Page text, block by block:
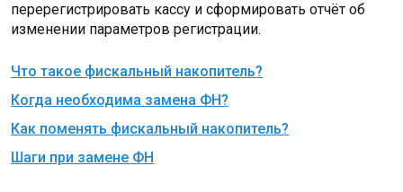
перерегистрировать кассу и сформировать отчёт об
изменении параметров регистрации.
Что такое фискальный накопитель?
Когда необходима замена ФН?
Как поменять фискальный накопитель?
Шаги при замене ФН